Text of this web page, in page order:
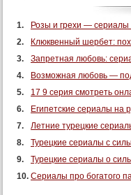
Розы и грехи —
Клюквенный шербет:
Запретная любовь:
Возможная любовь —
17 9 серия смотреть
Египетские сериалы на
Летние турецкие
Турецкие сериалы с
Турецкие сериалы о
Сериалы про богатого